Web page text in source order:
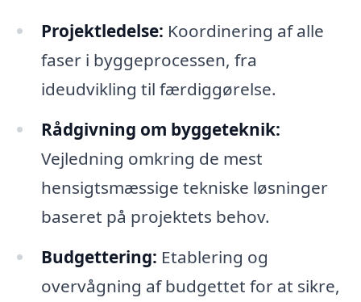
Projektledelse: Koordinering af alle
faser i byggeprocessen, fra
ideudvikling til færdiggørelse.
Rådgivning om byggeteknik:
Vejledning omkring de mest
hensigtsmæssige tekniske løsninger
baseret på projektets behov.
Budgettering: Etablering og
overvågning af budgettet for at sikre,